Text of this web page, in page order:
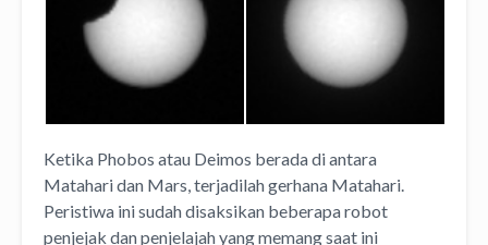
Ketika Phobos atau Deimos berada di antara
Matahari dan Mars, terjadilah gerhana Matahari.
Peristiwa ini sudah disaksikan beberapa robot
penjejak dan penjelajah yang memang saat ini